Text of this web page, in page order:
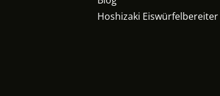
Hoshizaki Eiswürfelbereiter